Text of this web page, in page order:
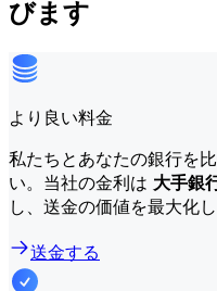
びます
より良い料金
私たちとあなたの銀行を
い。当社の金利は 大手銀
し、送金の価値を最大化し
送金する